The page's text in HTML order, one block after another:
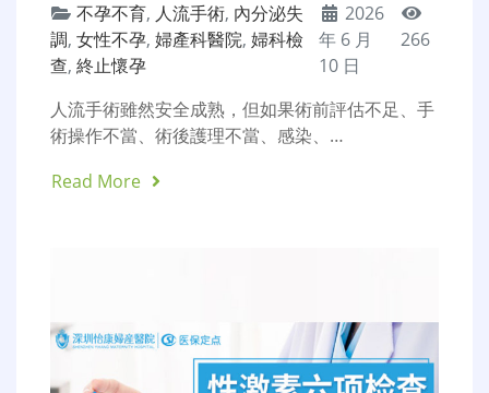
不孕不育, 人流手術, 內分泌失
調, 女性不孕, 婦產科醫院, 婦科檢
查, 終止懷孕
2026
年 6 月
10 日
266
人流手術雖然安全成熟，但如果術前評估不足、手
術操作不當、術後護理不當、感染、…
Read More